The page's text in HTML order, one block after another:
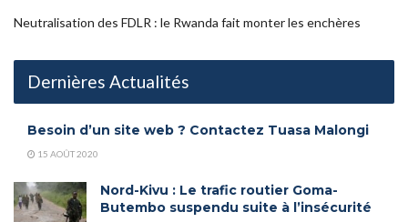
Neutralisation des FDLR : le Rwanda fait monter les enchères
Dernières Actualités
Besoin d’un site web ? Contactez Tuasa Malongi
15 AOÛT 2020
Nord-Kivu : Le trafic routier Goma-
Butembo suspendu suite à l’insécurité